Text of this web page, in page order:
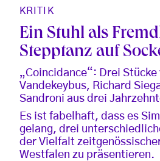
KRITIK
Ein Stuhl als
Stepptanz auf
„Coincidance“: Drei Stücke
Vandekeybus, Richard
Sandroni aus drei
Es ist fabelhaft, dass es
gelang, drei
der Vielfalt
Westfalen zu präsentieren.